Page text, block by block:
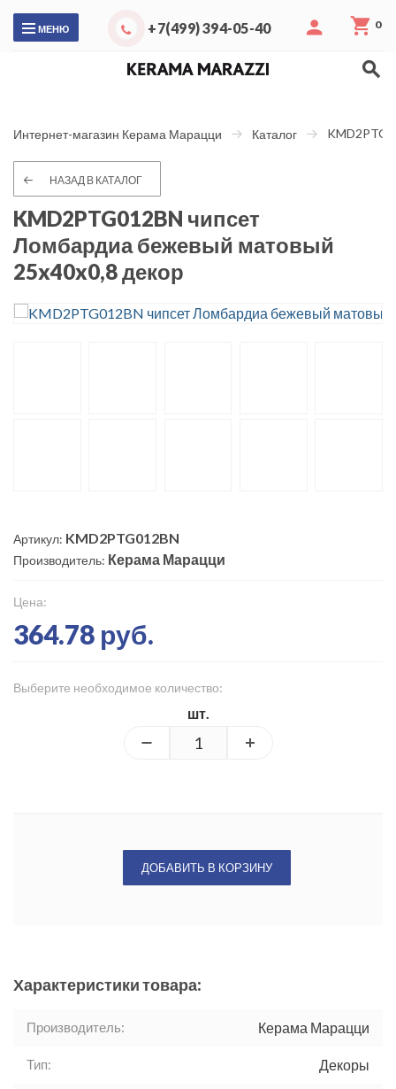
МЕНЮ +7(499) 394-05-40 0
Интернет-магазин Керама Марацци Каталог
НАЗАД В КАТАЛОГ
KMD2PTG012BN чипсет
Ломбардиа бежевый матовый
25x40x0,8 декор
Артикул: KMD2PTG012BN
Производитель: Керама Марацци
Цена:
364.78 руб.
Выберите необходимое количество:
шт.
ДОБАВИТЬ В КОРЗИНУ
Характеристики товара:
Производитель: Керама Марацци
Тип: Декоры